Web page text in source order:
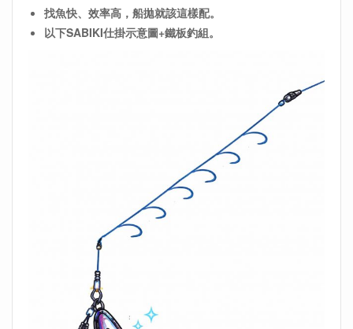
找魚快、效率高，船拋就該這樣配。
以下SABIKI仕掛示意圖+鐵板釣組。